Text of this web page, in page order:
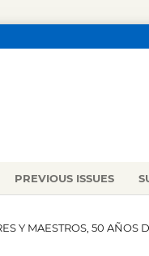
PREVIOUS ISSUES
Y MAESTROS, 50